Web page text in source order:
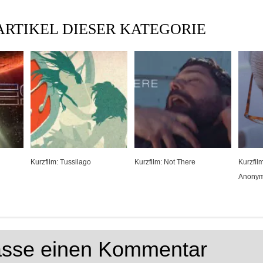
DIESER KATEGORIE
Kurzfilm: Tussilago Kurzfilm: Not There
einen Kommentar